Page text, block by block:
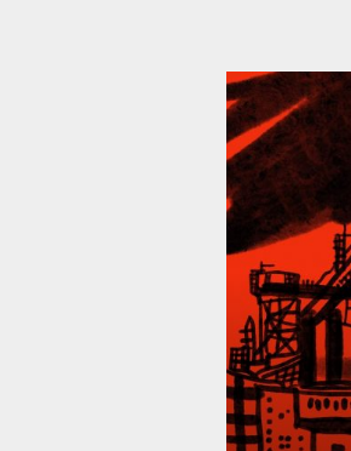
39 292